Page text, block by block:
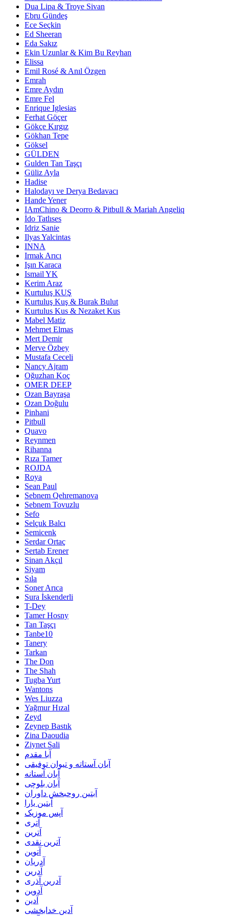
Dua Lipa & Troye Sivan
Ebru Gündeş
Ece Seçkin
Ed Sheeran
Eda Sakız
Ekin Uzunlar & Kim Bu Reyhan
Elissa
Emil Rosé & Anıl Özgen
Emrah
Emre Aydın
Emre Fel
Enrique Iglesias
Ferhat Göçer
Gökçe Kırgız
Gökhan Tepe
Göksel
GÜLDEN
Gulden Tan Taşçı
Güliz Ayla
Hadise
Halodayı ve Derya Bedavacı
Hande Yener
IAmChino & Deorro & Pitbull & Mariah Angeliq
İdo Tatlıses
Idriz Sanie
Ilyas Yalcintas
INNA
Irmak Arıcı
Işın Karaca
Ismail YK
Kerim Araz
Kurtuluş KUŞ
Kurtuluş Kuş & Burak Bulut
Kurtulus Kus & Nezaket Kus
Mabel Matiz
Mehmet Elmas
Mert Demir
Merve Özbey
Mustafa Ceceli
Nancy Ajram
Oğuzhan Koç
OMER DEEP
Ozan Bayraşa
Ozan Doğulu
Pinhani
Pitbull
Quavo
Reynmen
Rihanna
Rıza Tamer
ROJDA
Roya
Sean Paul
Sebnem Qehremanova
Sebnem Tovuzlu
Sefo
Selçuk Balcı
Semicenk
Serdar Ortaç
Sertab Erener
Sinan Akçıl
Siyam
Sıla
Soner Arıca
Sura İskenderli
T-Dey
Tamer Hosny
Tan Taşçı
Tanbe10
Tanery
Tarkan
The Don
The Shah
Tugba Yurt
Wantons
Wes Liuzza
Yağmur Hızal
Zeyd
Zeynep Bastık
Zina Daoudia
Ziynet Sali
آبا مقدم
آبان آستاته و تیوان توفیقی
آبان آستانه
آبان بلوچی
آبتین روحبخش داوران
آبتین یارا
آپس موزیک
آتری
آترین
آترین نقدی
آتوین
آدریان
آدرین
آدرین آذری
آدوین
آدین
آدین خدابخشی